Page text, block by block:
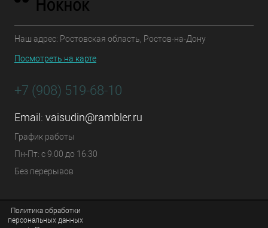
Наш адрес: Ростовская область, Ростов-на-Дону
Посмотреть на карте
+7 (908) 519-68-10
Email: vaisudin@rambler.ru
График работы
Пн-Пт: с 9:00 до 16:30
Без перерывов
Политика обработки
персональных данных